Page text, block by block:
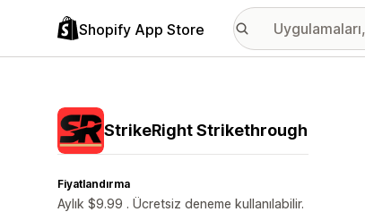
Shopify App Store
StrikeRight Strikethrough
Fiyatlandırma
Aylık $9.99 . Ücretsiz deneme kullanılabilir.